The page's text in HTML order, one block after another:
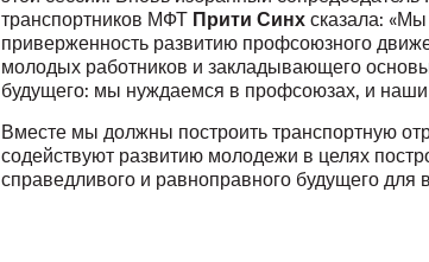
транспортников МФТ Прити Синхсказала:
приверженность развитию профсоюзного
молодых работников и закладывающего
будущего: мы нуждаемся в профсоюзах, и
Вместе мы должны построить транспортную
содействуют развитию молодежи в целях
справедливого и равноправного будущего для